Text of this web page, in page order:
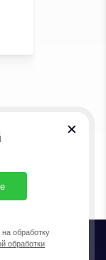
обработку
обработки